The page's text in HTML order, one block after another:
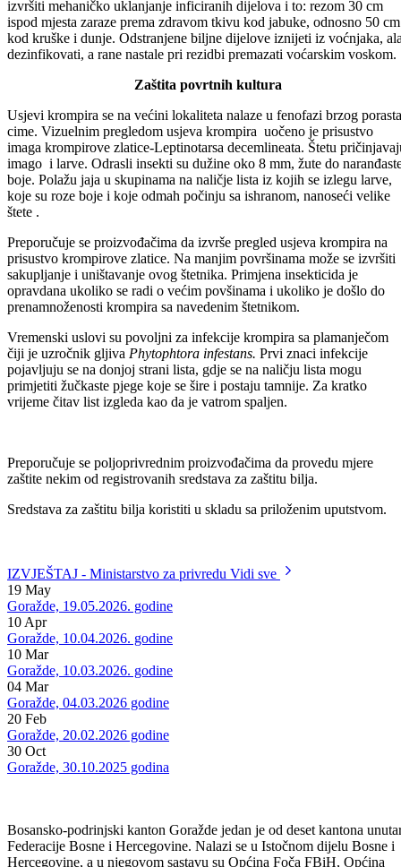
Ukoliko se u nasadima uoči pojava mladara u obliku „pastirskog
štapa“, sušenje listova, pojava bakterijskog eksudata, potrebno je
izvršiti mehaničko uklanjanje inficiranih dijelova i to: rezom 30 cm
kod kruške i dunje. Odstranjene biljne dijelove iznijeti iz voćnjaka,
Zaštita povrtnih kultura
Usjevi krompira se na većini lokaliteta nalaze u fenofazi brzog porasta
cime. Vizuelnim pregledom usjeva krompira uočeno je prisustvo
imaga krompirove zlatice-Leptinotarsa decemlineata. Štetu
imago i larve. Odrasli insekti su dužine oko 8 mm, žute do
koje su roze boje i koje odmah počinju sa ishranom, nanoseći velike
štete .
Preporučuje se proizvođačima da izvrše pregled usjeva krompira na
prisustvo krompirove zlatice. Na manjim površinama može se izvršiti
opravdana ukoliko se radi o većim povšinama i ukoliko je došlo do
prenamnoženosti krompira sa navedenim štetnikom.
Vremenski uslovi su povoljni za infekcije krompira sa plamanječom
čiji je uzročnik gljivaPhytophtora infestans.Prvi znaci infekcije
Preporučuje se poljoprivrednim proizvođačima da provedu mjere
IZVJEŠTAJ - Ministarstvo za privredu
19 May
Goražde, 19.05.2026. godine
10Apr
Goražde, 10.04.2026. godine
10 Mar
Goražde, 10.03.2026. godine
04 Mar
Goražde, 04.03.2026 godine
20 Feb